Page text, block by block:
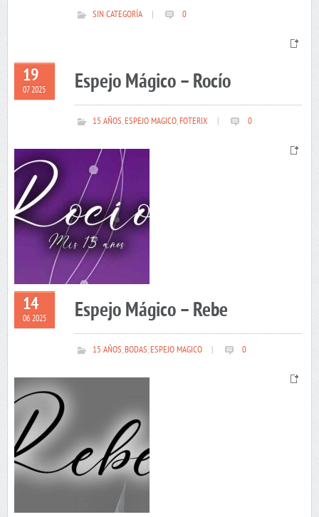
SIN CATEGORÍA 0
19
07 2025 Espejo Mágico – Rocío
15 AÑOS,ESPEJO MAGICO,FOTERIX 0
14
06 2025 Espejo Mágico – Rebe
15 AÑOS,BODAS,ESPEJO MAGICO 0